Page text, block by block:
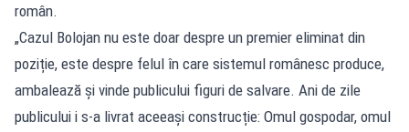
român.
„Cazul Bolojan nu este doar despre un premier eliminat din
poziție, este despre felul în care sistemul românesc produce,
ambalează și vinde publicului figuri de salvare. Ani de zile
publicului i s-a livrat aceeași construcție: Omul gospodar, omul